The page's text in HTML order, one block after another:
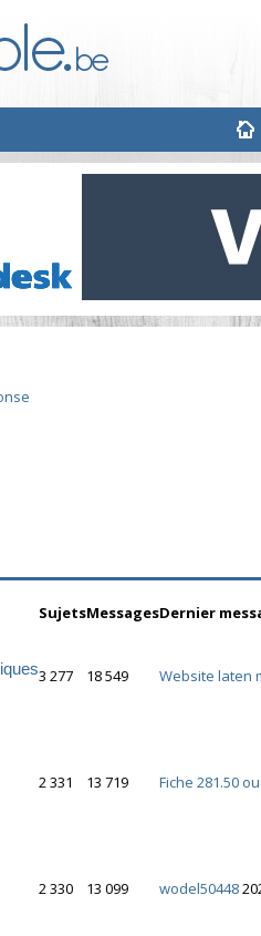
SujetsMessagesDernier
3 277 18 549 Website laten
2 331 13 719 Fiche 281.50
2 330 13 099 wodel50448